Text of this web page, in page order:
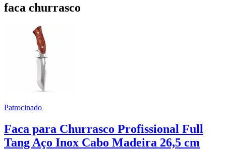
faca churrasco
Patrocinado
Faca para Churrasco Profissional Full
Tang Aço Inox Cabo Madeira 26,5 cm